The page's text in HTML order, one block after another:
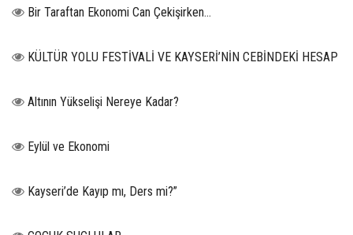
Bir Taraftan Ekonomi Can Çekişirken…
KÜLTÜR YOLU FESTİVALİ VE KAYSERİ’NİN CEBİNDEKİ HESAP
Altının Yükselişi Nereye Kadar?
Eylül ve Ekonomi
Kayseri’de Kayıp mı, Ders mi?”